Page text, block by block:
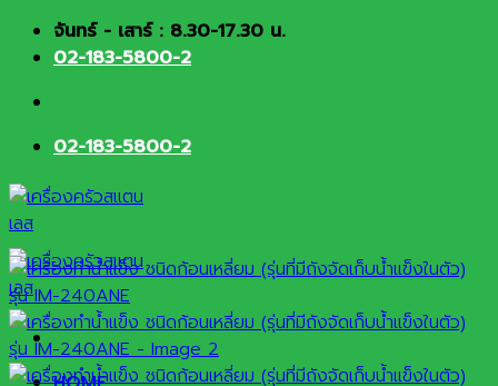
Skip จันทร์ - เสาร์ : 8.30-17.30 น.
02-183-5800-2
02-183-5800-2